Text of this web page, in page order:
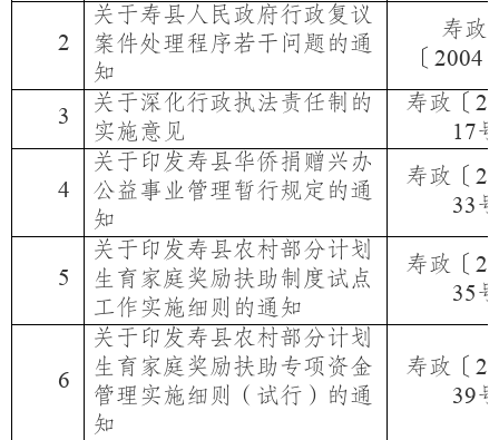
2
关于寿县人民政府行政复议
案件处理程序若干问题的通
知
寿政
〔 2004
3
关于深化行政执法责任制的
实施意见
寿政〔
17号
4
关于印发寿县华侨捐赠兴办
公益事业管理暂行规定的通
知
寿政〔
33号
5
关于印发寿县农村部分计划
生育家庭奖励扶助制度试点
工作实施细则的通知
寿政〔
35号
6
关于印发寿县农村部分计划
生育家庭奖励扶助专项资金
管理实施细则（试行）的通
知
寿政〔
39号